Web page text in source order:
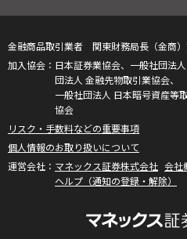
金融商品取引業者 関東財務局長（金商
日本証券業協会、一般社団法
団法人 金融先物取引業協会、
一般社団法人 日本暗号資産等
協会
リスク・手数料などの重要事項
個人情報のお取り扱いについて
マネックス証券株式会社 会社
ヘルプ（通知の登録・解除）